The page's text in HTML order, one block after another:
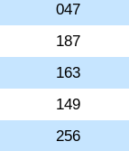
047
187
163
149
256